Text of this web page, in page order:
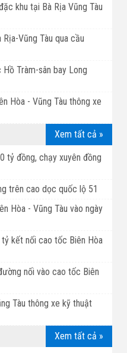
khu tại Bà Rịa Vũng Tàu
Vũng Tàu qua cầu
Tràm-sân bay Long
Hòa - Vũng Tàu thông xe
Xem tất cả »
tỷ đồng, chạy xuyên đồng
trên cao dọc quốc lộ 51
Hòa - Vũng Tàu vào ngày
kết nối cao tốc Biên Hòa
nối vào cao tốc Biên
Tàu thông xe kỹ thuật
Xem tất cả »